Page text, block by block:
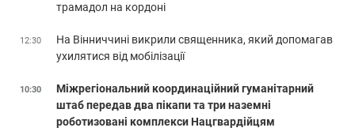
трамадол на кордоні
12:30
На Вінниччині викрили священника, який допомагав
ухилятися від мобілізації
10:30
Міжрегіональний координаційний гуманітарний
штаб передав два пікапи та три наземні
роботизовані комплекси Нацгвардійцям